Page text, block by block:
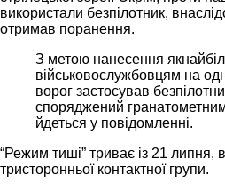
використали безпілотник,
отримав поранення.
З метою нанесення
військовослужбовцям на
ворог застосував
споряджений
йдеться у повідомленні.
“Режим тиші” триває із 21 липня,
тристоронньої контактної групи.